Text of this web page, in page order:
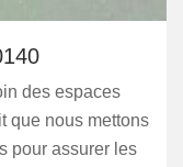
des espaces
que nous mettons
pour assurer les